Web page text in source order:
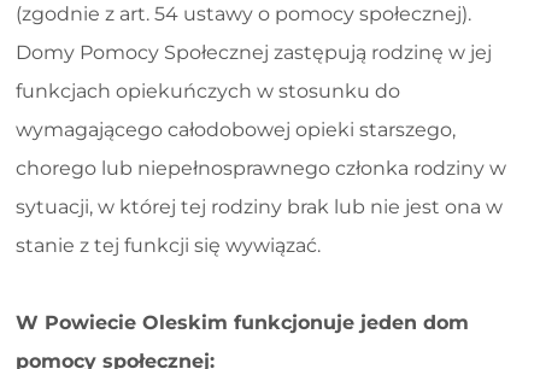
(zgodnie z art. 54 ustawy o pomocy społecznej).
Domy Pomocy Społecznej zastępują rodzinę w jej
funkcjach opiekuńczych w stosunku do
wymagającego całodobowej opieki starszego,
chorego lub niepełnosprawnego członka rodziny w
sytuacji, w której tej rodziny brak lub nie jest ona w
stanie z tej funkcji się wywiązać.
W Powiecie Oleskim funkcjonuje jeden dom
pomocy społecznej: